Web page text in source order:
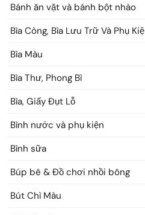
Bánh ăn vặt và bánh bột nhào
Bìa Còng, Bìa Lưu Trữ Và Phụ
Bìa Màu
Bìa Thư, Phong Bì
Bìa, Giấy Đụt Lỗ
Bình nước và phụ kiện
Bình sữa
Búp bê & Đồ chơi nhồi bông
Bút Chì Màu